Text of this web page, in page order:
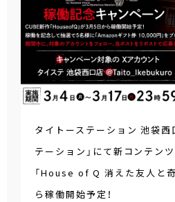
タイトーステーション 池袋西
テーション」にて新コンテン
「House of Q 消えた友人と
ら稼働開始予定！